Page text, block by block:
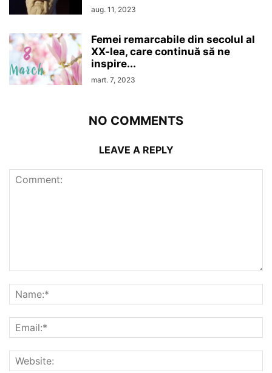
aug. 11, 2023
Femei remarcabile din secolul al
XX-lea, care continuă să ne
inspire...
mart. 7, 2023
NO COMMENTS
LEAVE A REPLY